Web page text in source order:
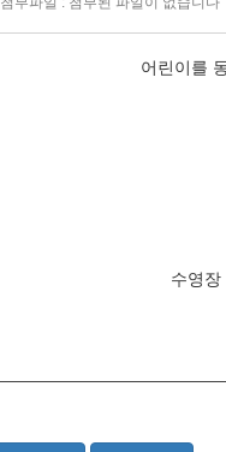
어린이를
수영